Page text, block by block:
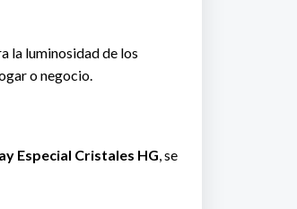
la luminosidad de los
o negocio.
Especial Cristales HG, se